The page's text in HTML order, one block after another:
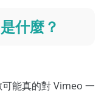
什麼？
能真的對 Vimeo 一